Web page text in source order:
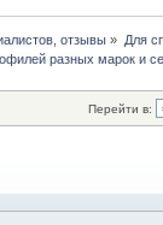
отзывы » Для
разных марок и
Перейти в: